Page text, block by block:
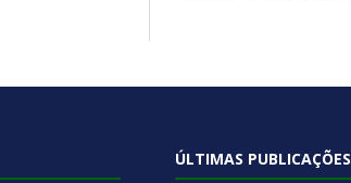
ÚLTIMAS PUBLICAÇÕES